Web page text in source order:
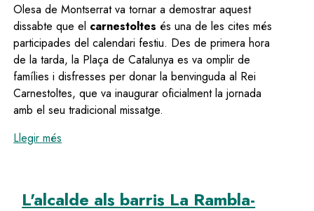
Olesa de Montserrat va tornar a demostrar aquest
dissabte que el carnestoltes és una de les cites més
participades del calendari festiu. Des de primera hora
de la tarda, la Plaça de Catalunya es va omplir de
famílies i disfresses per donar la benvinguda al Rei
Carnestoltes, que va inaugurar oficialment la jornada
amb el seu tradicional missatge.
Llegir més
L'alcalde als barris La Rambla-